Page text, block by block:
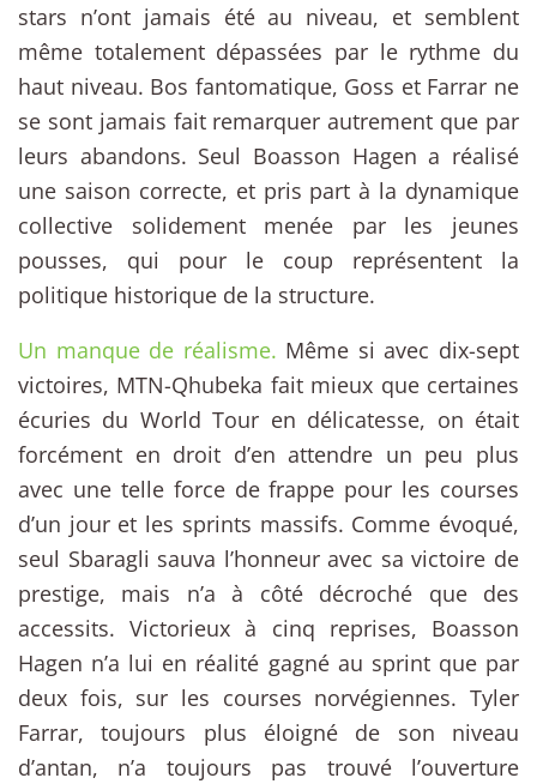
stars n’ont jamais été au niveau, et semblent
même totalement dépassées par le rythme du
haut niveau. Bos fantomatique, Goss et Farrar ne
se sont jamais fait remarquer autrement que par
leurs abandons. Seul Boasson Hagen a réalisé
une saison correcte, et pris part à la dynamique
collective solidement menée par les jeunes
pousses, qui pour le coup représentent la
politique historique de la structure.
Un manque de réalisme. Même si avec dix-sept
victoires, MTN-Qhubeka fait mieux que certaines
écuries du World Tour en délicatesse, on était
forcément en droit d’en attendre un peu plus
avec une telle force de frappe pour les courses
d’un jour et les sprints massifs. Comme évoqué,
seul Sbaragli sauva l’honneur avec sa victoire de
prestige, mais n’a à côté décroché que des
accessits. Victorieux à cinq reprises, Boasson
Hagen n’a lui en réalité gagné au sprint que par
deux fois, sur les courses norvégiennes. Tyler
Farrar, toujours plus éloigné de son niveau
d’antan, n’a toujours pas trouvé l’ouverture